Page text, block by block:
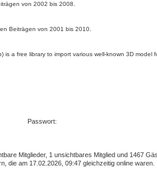
von 2002 bis 2008.
Beiträgen von 2001 bis 2010.
is a free library to import various well-known 3D model
Passwort:
Mitglieder, 1 unsichtbares Mitglied und 1467
die am 17.02.2026, 09:47 gleichzeitig online waren.